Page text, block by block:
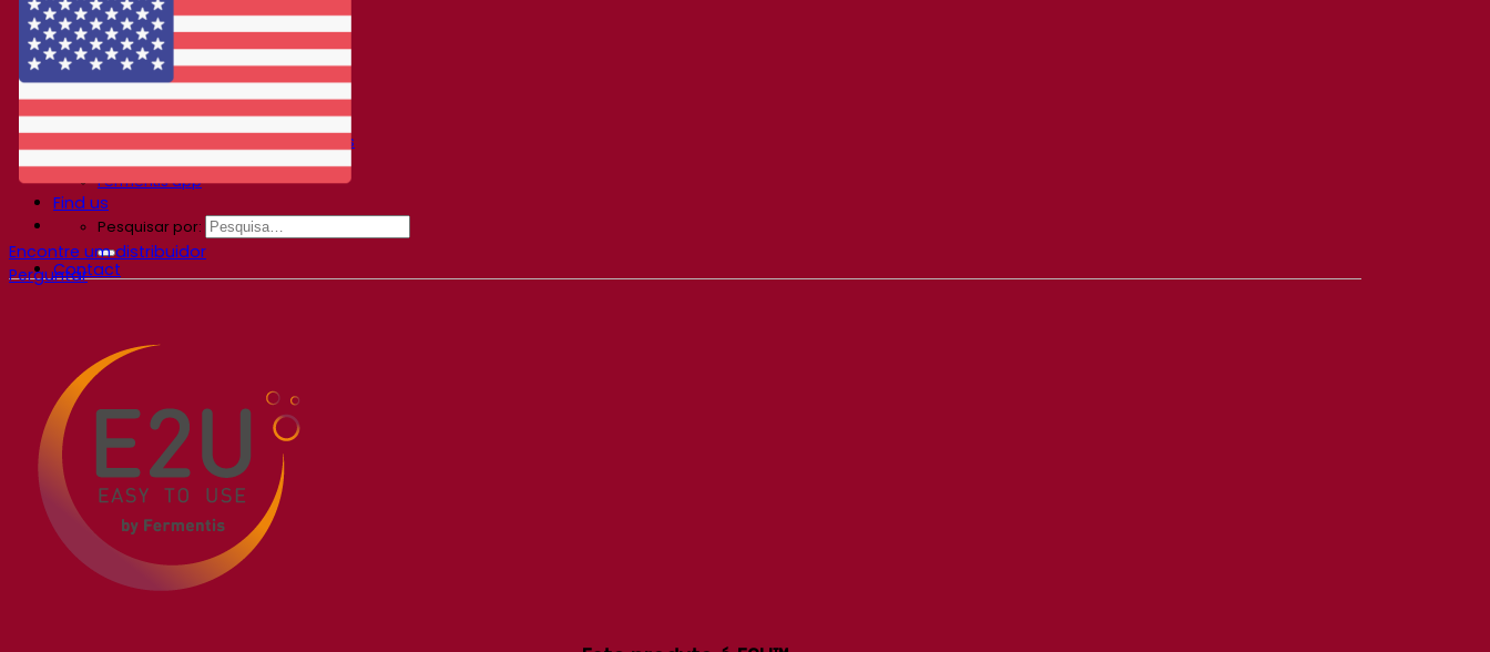
Café
Fermentis Academy
Sobre a Academia Fermentis
Gravações de webinars
Recursos
Centro de conhecimento
Percepções de especialistas
Fermentis app
Find us
Pesquisar por:
Contact
Encontre um distribuidor
Perguntar